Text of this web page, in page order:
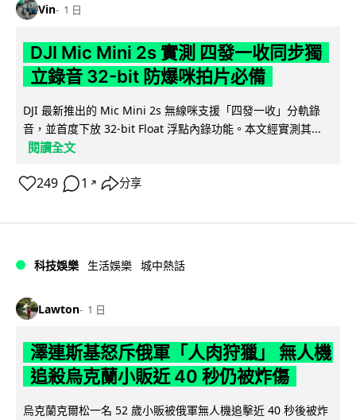
Vin 1 日
DJI Mic Mini 2s 實測 四發一收同步獨
立錄音 32-bit 防爆咪拍片必備
DJI 最新推出的 Mic Mini 2s 無線咪支援「四發一收」分軌錄
音，並首度下放 32-bit Float 浮點內錄功能。本文經實測其...
閱讀全文
249 1 ↗ 分享
科技娛樂 生活娛樂 城中熱話
Lawton 1 日
澤連斯基怒斥俄軍「人肉狩獵」 無人機
追殺烏克蘭小販近 40 秒仍被炸傷
烏克蘭克爾松一名 52 歲小販被俄軍無人機追擊近 40 秒後被炸